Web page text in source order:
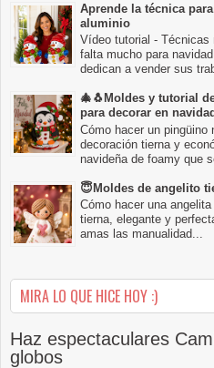
Aprende la técnica
aluminio
Vídeo tutorial - Técnicas
falta mucho para
dedican a vender sus
🎄🐧Moldes y tutorial
para decorar en
Cómo hacer un pingüino
decoración tierna y
navideña de foamy que
😇Moldes de angelito
Cómo hacer una
tierna, elegante y
amas las manualidad...
MIRA LO QUE HICE HOY :)
Haz espectaculares
globos